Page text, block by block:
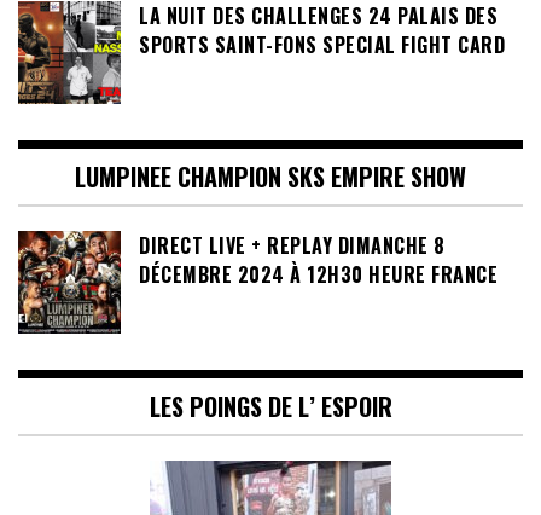
LA NUIT DES CHALLENGES 24 PALAIS DES
SPORTS SAINT-FONS SPECIAL FIGHT CARD
LUMPINEE CHAMPION SKS EMPIRE SHOW
DIRECT LIVE + REPLAY DIMANCHE 8
DÉCEMBRE 2024 À 12H30 HEURE FRANCE
LES POINGS DE L’ ESPOIR